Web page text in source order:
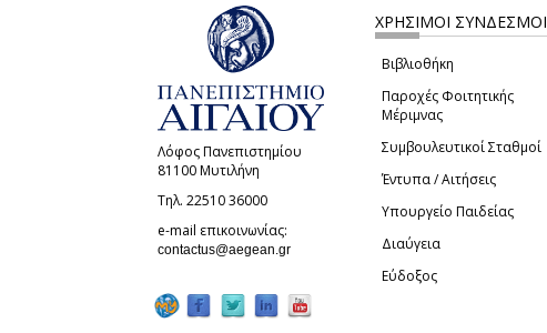
Λόφος Πανεπιστημίου
81100 Μυτιλήνη
Τηλ. 22510 36000
e-mail επικοινωνίας:
contactus@aegean.gr (link sends e-mail)
ΧΡΗΣΙΜΟΙ ΣΥΝΔΕΣΜΟΙ
Βιβλιοθήκη
Παροχές Φοιτητικής
Μέριμνας
Συμβουλευτικοί Σταθμοί
Έντυπα / Αιτήσεις
Υπουργείο Παιδείας
Διαύγεια
Εύδοξος